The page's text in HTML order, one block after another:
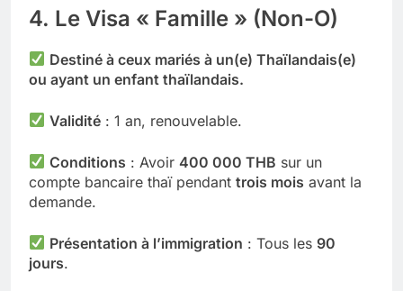
4. Le Visa « Famille » (Non-O)
Destiné à ceux mariés à un(e) Thaïlandais(e)
ou ayant un enfant thaïlandais.
Validité : 1 an, renouvelable.
Conditions : Avoir400 000 THB sur un
compte bancaire thaï pendant trois mois avant la
demande.
Présentation à l’immigration : Tous les90
jours.